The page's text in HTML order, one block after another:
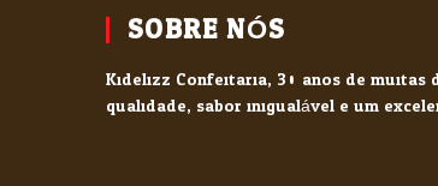
SOBRE NÓS
Kidelizz Confeitaria, 30 anos de muitas
qualidade, sabor inigualável e um